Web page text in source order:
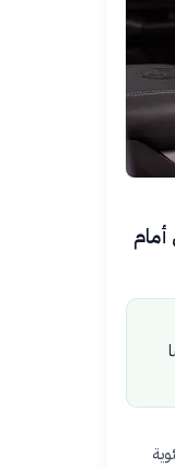
وثقافي أمام